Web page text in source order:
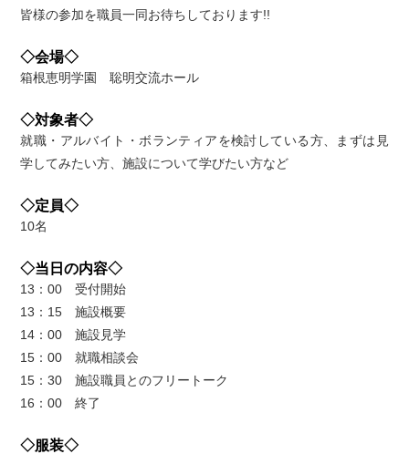
皆様の参加を職員一同お待ちしております!!
◇会場◇
箱根恵明学園 聡明交流ホール
◇対象者◇
就職・アルバイト・ボランティアを検討している方、まずは見
学してみたい方、施設について学びたい方など
◇定員◇
10名
◇当日の内容◇
13：00 受付開始
13：15 施設概要
14：00 施設見学
15：00 就職相談会
15：30 施設職員とのフリートーク
16：00 終了
◇服装◇